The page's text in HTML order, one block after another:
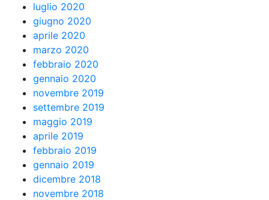
luglio 2020
giugno 2020
aprile 2020
marzo 2020
febbraio 2020
gennaio 2020
novembre 2019
settembre 2019
maggio 2019
aprile 2019
febbraio 2019
gennaio 2019
dicembre 2018
novembre 2018